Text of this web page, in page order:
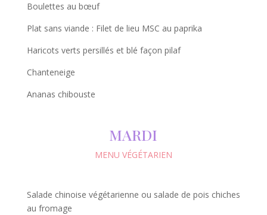
Boulettes au bœuf
Plat sans viande : Filet de lieu MSC au paprika
Haricots verts persillés et blé façon pilaf
Chanteneige
Ananas chibouste
MARDI
MENU VÉGÉTARIEN
Salade chinoise végétarienne ou salade de pois chiches
au fromage